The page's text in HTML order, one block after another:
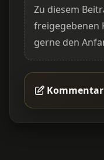
Zu diesem
freigegebenen
gerne den